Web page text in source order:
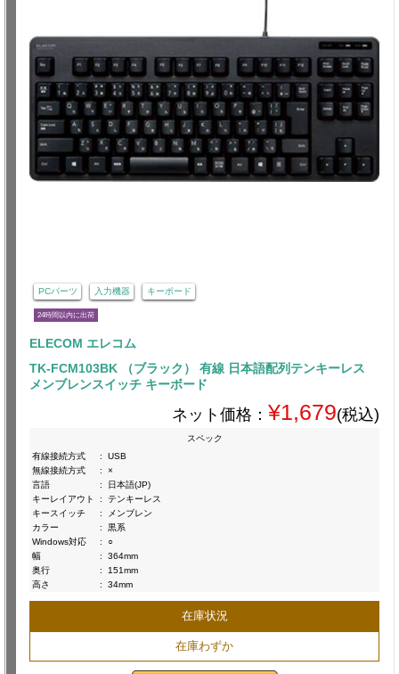
PCパーツ 入力機器 キーボード
24時間以内に出荷
ELECOM エレコム
TK-FCM103BK （ブラック） 有線 日本語配列テンキーレス
メンブレンスイッチ キーボード
ネット価格： ¥1,679(税込)
スペック
有線接続方式
:
USB
無線接続方式
:
×
言語
:
日本語(JP)
キーレイアウト
:
テンキーレス
キースイッチ
:
メンブレン
カラー
:
黒系
Windows対応
:
○
幅
:
364mm
奥行
:
151mm
高さ
: 34mm
在庫状況
在庫わずか